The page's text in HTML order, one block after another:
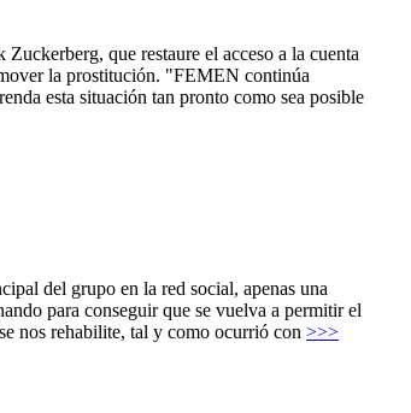
que restaure el acceso a la cuenta
la prostitución. "FEMEN continúa
esta situación tan pronto como sea posible
del grupo en la red social, apenas una
para conseguir que se vuelva a permitir el
nos rehabilite, tal y como ocurrió con >>>